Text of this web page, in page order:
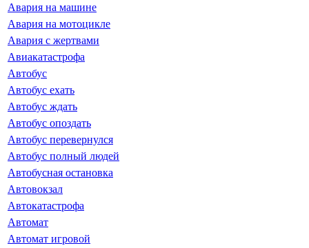
Авария на машине
Авария на мотоцикле
Авария с жертвами
Авиакатастрофа
Автобус
Автобус ехать
Автобус ждать
Автобус опоздать
Автобус перевернулся
Автобус полный людей
Автобусная остановка
Автовокзал
Автокатастрофа
Автомат
Автомат игровой